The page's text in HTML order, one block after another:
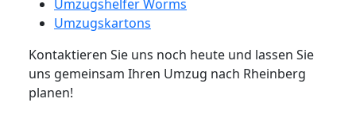
Umzugshelfer Worms
Umzugskartons
Kontaktieren Sie uns noch heute und lassen Sie
uns gemeinsam Ihren Umzug nach Rheinberg
planen!